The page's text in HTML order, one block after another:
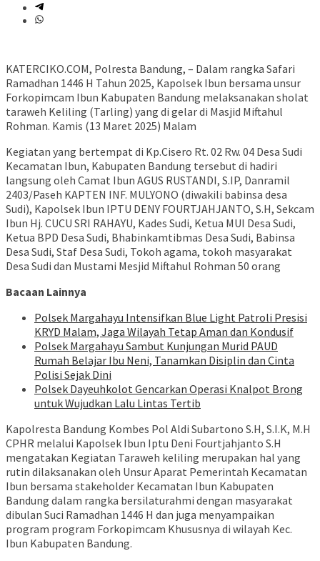
KATERCIKO.COM, Polresta Bandung, – Dalam rangka Safari
Ramadhan 1446 H Tahun 2025, Kapolsek Ibun bersama unsur
Forkopimcam Ibun Kabupaten Bandung melaksanakan sholat
taraweh Keliling (Tarling) yang di gelar di Masjid Miftahul
Rohman. Kamis (13 Maret 2025) Malam
Kegiatan yang bertempat di Kp.Cisero Rt. 02 Rw. 04 Desa Sudi
Kecamatan Ibun, Kabupaten Bandung tersebut di hadiri
langsung oleh Camat Ibun AGUS RUSTANDI, S.IP, Danramil
2403/Paseh KAPTEN INF. MULYONO (diwakili babinsa desa
Sudi), Kapolsek Ibun IPTU DENY FOURTJAHJANTO, S.H, Sekcam
Ibun Hj. CUCU SRI RAHAYU, Kades Sudi, Ketua MUI Desa Sudi,
Ketua BPD Desa Sudi, Bhabinkamtibmas Desa Sudi, Babinsa
Desa Sudi, Staf Desa Sudi, Tokoh agama, tokoh masyarakat
Desa Sudi dan Mustami Mesjid Miftahul Rohman 50 orang
Bacaan Lainnya
Polsek Margahayu Intensifkan Blue Light Patroli Presisi
KRYD Malam, Jaga Wilayah Tetap Aman dan Kondusif
Polsek Margahayu Sambut Kunjungan Murid PAUD
Rumah Belajar Ibu Neni, Tanamkan Disiplin dan Cinta
Polisi Sejak Dini
Polsek Dayeuhkolot Gencarkan Operasi Knalpot Brong
untuk Wujudkan Lalu Lintas Tertib
Kapolresta Bandung Kombes Pol Aldi Subartono S.H, S.I.K, M.H
CPHR melalui Kapolsek Ibun Iptu Deni Fourtjahjanto S.H
mengatakan Kegiatan Taraweh keliling merupakan hal yang
rutin dilaksanakan oleh Unsur Aparat Pemerintah Kecamatan
Ibun bersama stakeholder Kecamatan Ibun Kabupaten
Bandung dalam rangka bersilaturahmi dengan masyarakat
dibulan Suci Ramadhan 1446 H dan juga menyampaikan
program program Forkopimcam Khususnya di wilayah Kec.
Ibun Kabupaten Bandung.